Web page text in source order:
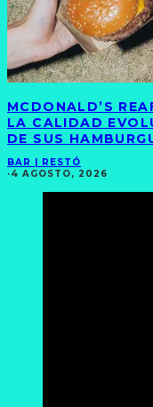
MCDONALD’S
LA CALIDAD
DE SUS
BAR | RESTÓ
·4 AGOSTO, 2026